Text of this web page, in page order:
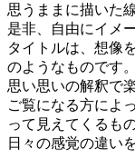
思うままに描いた
是非、自由にイメ
タイトルは、想像
のようなものです。
思い思いの解釈で
ご覧になる方によ
って見えてくるも
日々の感覚の違い